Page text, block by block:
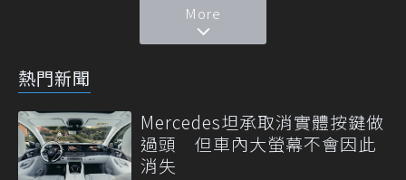
More
熱門新聞
Mercedes坦承取消實體按鍵做
過頭 但車內大螢幕不會因此
消失